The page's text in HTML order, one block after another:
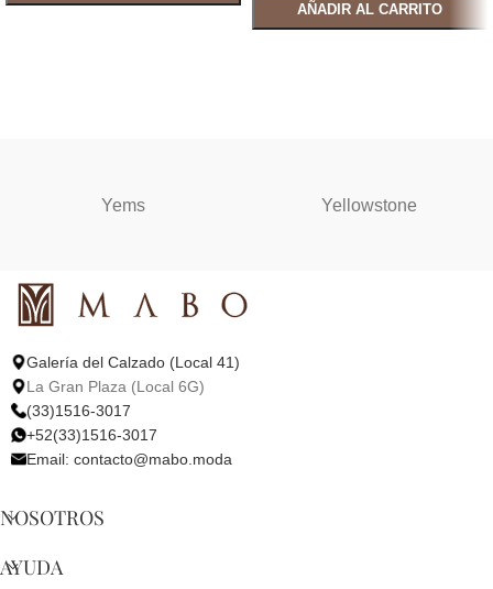
AÑADIR AL CARRITO
Yems Yellowstone
Galería del Calzado (Local 41)
La Gran Plaza (Local 6G)
(33)1516-3017
+52(33)1516-3017
Email: contacto@mabo.moda
NOSOTROS
AYUDA